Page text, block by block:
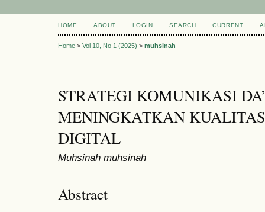
HOME ABOUT LOGIN SEARCH CURRENT
Home > Vol 10, No 1 (2025) > muhsinah
STRATEGI KOMUNIKASI
MENINGKATKAN
DIGITAL
Muhsinah muhsinah
Abstract